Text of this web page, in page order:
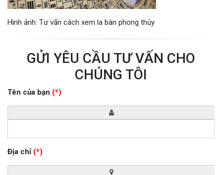
Hình ảnh: Tư vấn cách xem la bàn phong thủy
GỬI YÊU CẦU TƯ VẤN CHO
CHÚNG TÔI
Tên của bạn (*)
Địa chỉ (*)